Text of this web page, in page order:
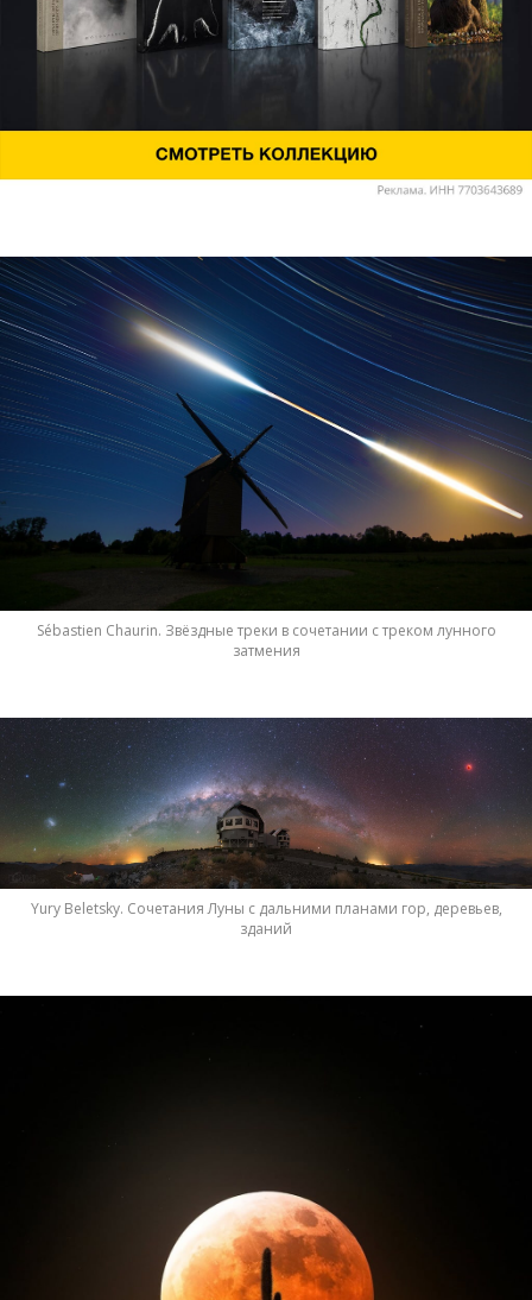
Sébastien Chaurin. Звёздные треки в сочетании с треком лунного
затмения
Yury Beletsky. Сочетания Луны с дальними планами гор, деревьев,
зданий